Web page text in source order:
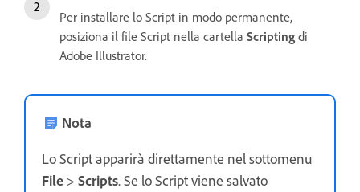
Per installare lo Script in modo permanente,
posiziona il file Script nella cartella Scripting di
Adobe Illustrator.
Nota
Lo Script apparirà direttamente nel sottomenu
File > Scripts. Se lo Script viene salvato